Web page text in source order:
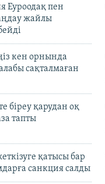
Еуроодақ пен
жайлы
кен орнында
сақталмаған
біреу қарудан оқ
тапты
қатысы бар
санкция салды